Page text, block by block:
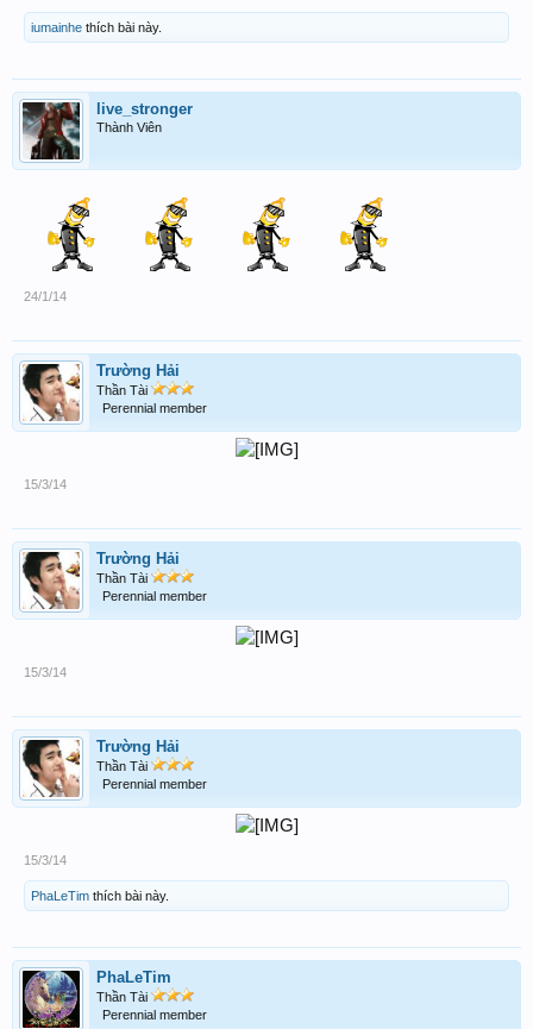
iumainhe thích bài này.
live_stronger
Thành Viên
24/1/14
Trường Hải
Thần Tài
Perennial member
15/3/14
Trường Hải
Thần Tài
Perennial member
15/3/14
Trường Hải
Thần Tài
Perennial member
15/3/14
PhaLeTim thích bài này.
PhaLeTim
Thần Tài
Perennial member